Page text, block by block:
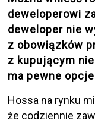
deweloperowi
deweloper nie
z obowiązków
z kupującym
ma pewne
Hossa na rynku
że codziennie